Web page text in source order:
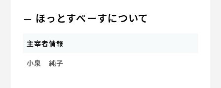
ほっとすぺーすについて
主宰者情報
小泉 純子